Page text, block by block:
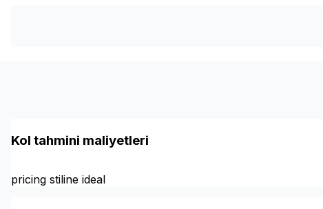
Kol tahmini maliyetleri
pricing stiline ideal